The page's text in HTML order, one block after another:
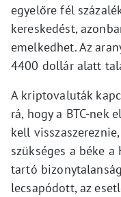
egyelőre fél
kereskedést,
emelkedhet. Az
4400 dollár alatt
A kriptovaluták
rá, hogy a BTC-nek
kell
szükséges a béke a
tartó
lecsapódott, az